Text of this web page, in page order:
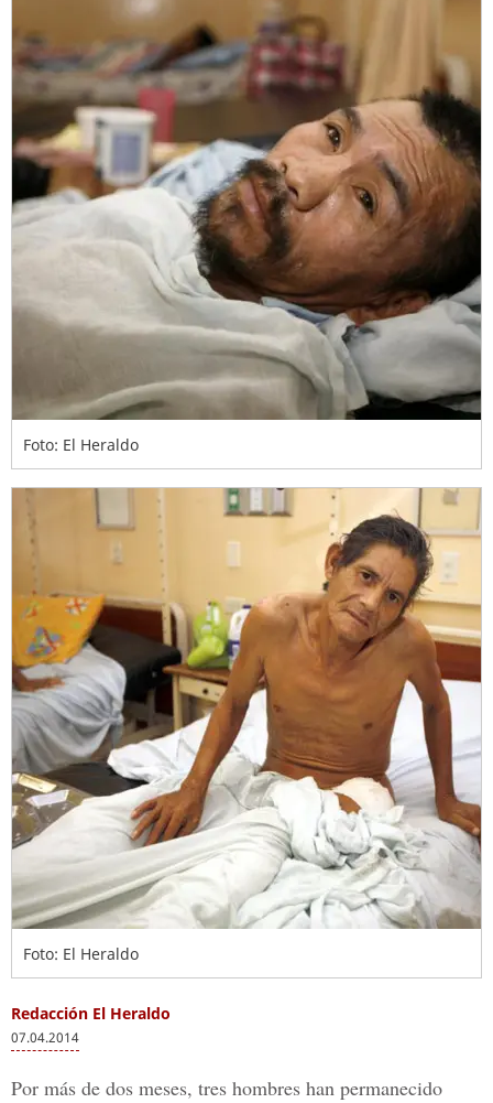
Foto: El Heraldo
Foto: El Heraldo
Redacción El Heraldo
07.04.2014
Por más de dos meses, tres hombres han permanecido